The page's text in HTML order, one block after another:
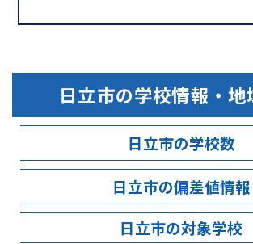
日立市の学校情報・地
日立市の学校数
日立市の偏差値情報
日立市の対象学校